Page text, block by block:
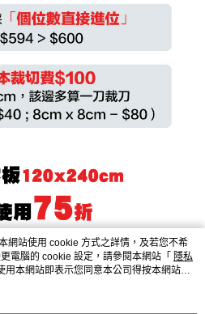
網站使用 cookie 方式之詳情，及若您不希
電腦的 cookie 設定，請參閱本網站「 隱私
用本網站即表示您同意本公司得按本網站使